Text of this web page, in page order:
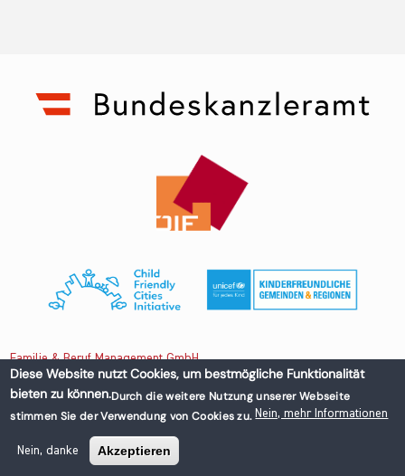
Familie & Beruf Management GmbH
Untere Donaustraße 13-15/3 1020 Wien, Austria
+43 1 218 50 70
office@familieundberuf.at
Diese Website nutzt Cookies, um bestmögliche Funktionalität
bieten zu können.Durch die weitere Nutzung unserer Webseite
stimmen Sie der Verwendung von Cookies zu. Nein, mehr Informationen
Nein, danke Akzeptieren